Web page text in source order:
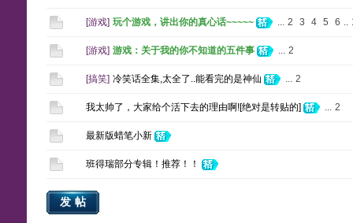
[游戏] 玩个游戏，讲出你的真心话~~~~~ ... 2 3 4 5 6 ..
[游戏] 游戏：关于我的你不知道的五件事 ... 2
[搞笑] 冷笑话全集,太全了..能看完的是神仙 ... 2
我太帅了，大家给个活下去的理由啊![绝对是转贴的] ... 2
最新版蜡笔小新
班得瑞部分专辑！推荐！！
发帖